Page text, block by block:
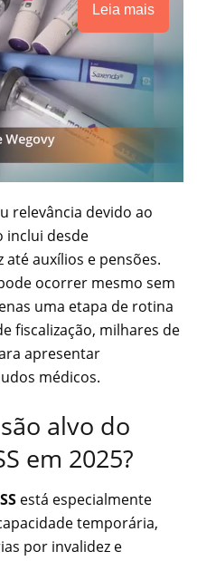
Leia mais
relevância devido ao
inclui desde
auxílios e pensões.
ocorrer mesmo sem
uma etapa de rotina
fiscalização, milhares de
apresentar
médicos.
alvo do
em 2025?
está especialmente
temporária,
por invalidez e